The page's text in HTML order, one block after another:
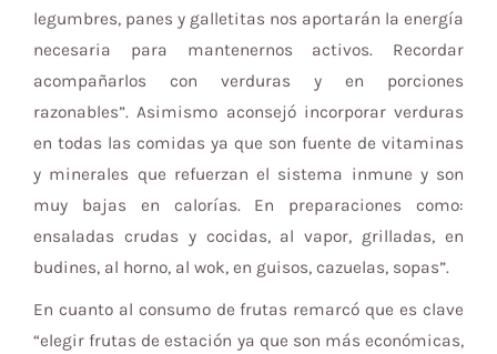
legumbres, panes y galletitas nos aportarán la energía
necesaria para mantenernos activos. Recordar
acompañarlos con verduras y en porciones
razonables”. Asimismo aconsejó incorporar verduras
en todas las comidas ya que son fuente de vitaminas
y minerales que refuerzan el sistema inmune y son
muy bajas en calorías. En preparaciones como:
ensaladas crudas y cocidas, al vapor, grilladas, en
budines, al horno, al wok, en guisos, cazuelas, sopas”.
En cuanto al consumo de frutas remarcó que es clave
“elegir frutas de estación ya que son más económicas,